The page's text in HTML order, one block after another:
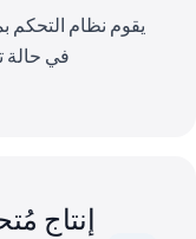
يقوم نظام التحكم
في حالة
إنتاج